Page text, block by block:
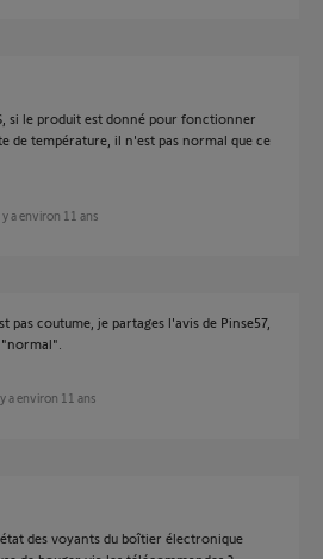
si le produit est donné pour fonctionner
de température, il n'est pas normal que ce
y a environ 11 ans
pas coutume, je partages l'avis de Pinse57,
y a environ 11 ans
des voyants du boîtier électronique